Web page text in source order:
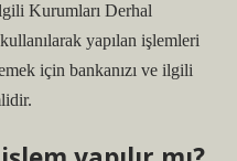
Kurumları Derhal
yapılan işlemleri
için bankanızı ve ilgili